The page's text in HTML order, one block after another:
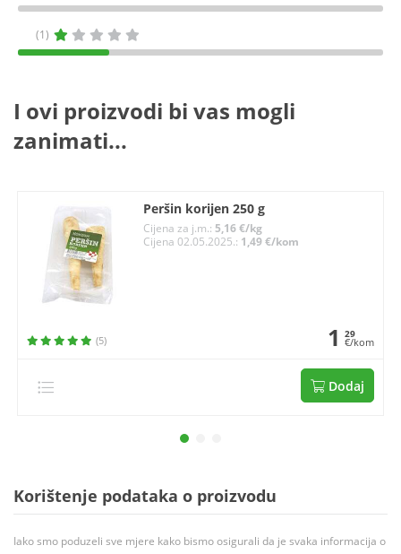
(1)
I ovi proizvodi bi vas mogli
zanimati...
Peršin korijen 250 g
Cijena za j.m.:5,16 €/kg
Cijena 02.05.2025.: 1,49 €/kom
(5) 1 29
€/kom
Dodaj
Korištenje podataka o proizvodu
Iako smo poduzeli sve mjere kako bismo osigurali da je svaka informacija o